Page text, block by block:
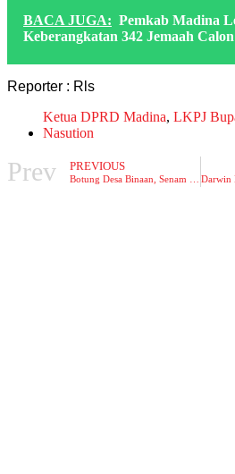
BACA JUGA: Pemkab Madina
Keberangkatan 342 Jemaah
Reporter : Rls
Ketua DPRD Madina, LKPJ
Nasution
Prev PREVIOUS